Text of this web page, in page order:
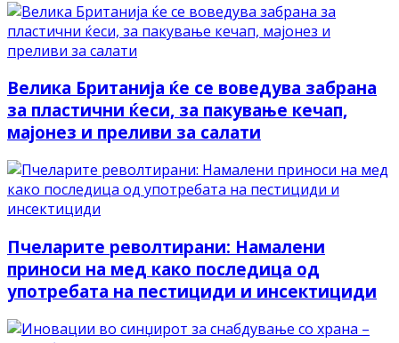
Велика Британија ќе се воведува забрана
за пластични ќеси, за пакување кечап,
мајонез и преливи за салати
Пчеларите револтирани: Намалени
приноси на мед како последица од
употребата на пестициди и инсектициди